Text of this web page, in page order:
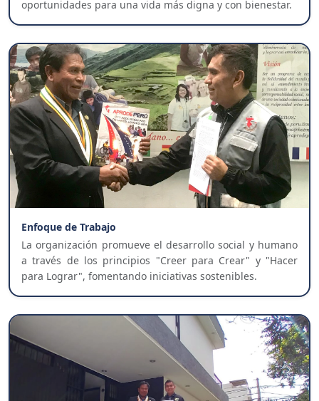
oportunidades para una vida más digna y con bienestar.
Enfoque de Trabajo
La organización promueve el desarrollo social y humano
a través de los principios "Creer para Crear" y "Hacer
para Lograr", fomentando iniciativas sostenibles.